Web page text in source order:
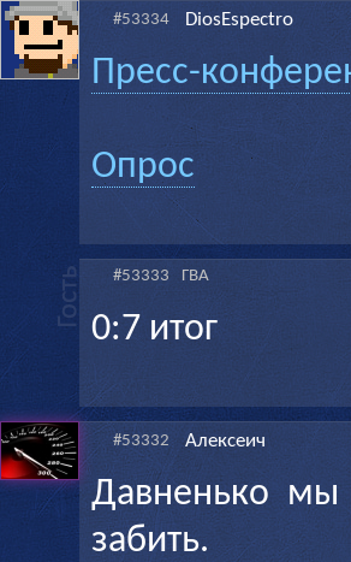
#53334 DiosEspectro
Пресс-
Опрос
#53333 ГВА
0:7 итог
#53332 Алексеич
Давненько
забить.